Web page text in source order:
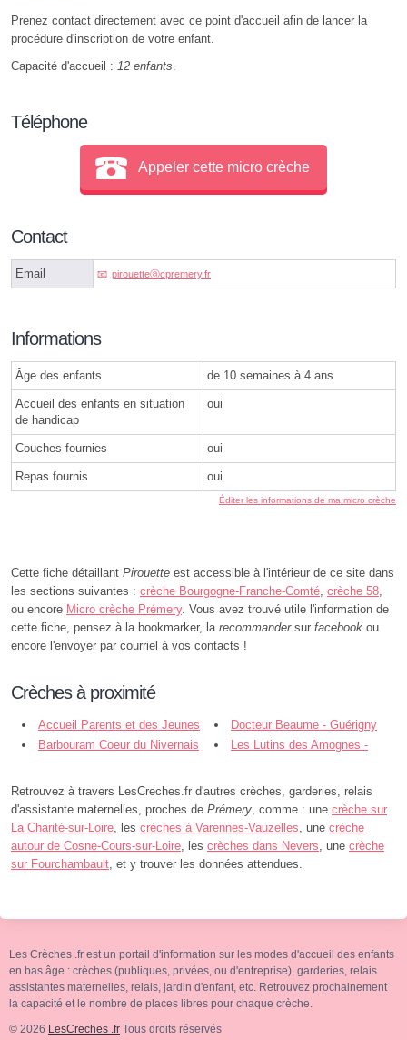
Prenez contact directement avec ce point d'accueil afin de lancer la
procédure d'inscription de votre enfant.
Capacité d'accueil : 12 enfants
Téléphone
Appeler cette micro crèche
Contact
Email pirouetteⓐcpremery.fr
Informations
Âge des enfants de 10 semaines à 4 ans
Accueil des enfants en situation
de handicap
oui
Couches fournies oui
Repas fournis oui
Éditer les informations de ma micro crèche
Cette fiche détaillant Pirouette est accessible à l'intérieur de ce site dans
les sections suivantes : crèche Bourgogne-Franche-Comté crèche 58
ou encore Micro crèche Prémery. Vous avez trouvé utile l'information de
cette fiche, pensez à la bookmarker, la recommandersur facebook ou
encore l'envoyer par courriel à vos contacts !
Crèches à proximité
Accueil Parents et des Jeunes
Enfants - Prémery
Docteur Beaume - Guérigny
Barbouram Coeur du Nivernais
Les Lutins des Amognes -
Retrouvez à travers LesCreches.fr d'autres crèches, garderies, relais
d'assistante maternelles, proches de Prémery , comme : une crèche sur
La Charité-sur-Loire , les crèches à Varennes-Vauzelles , une crèche
autour de Cosne-Cours-sur-Loire , les crèches dans Nevers , une crèche
sur Fourchambault , et y trouver les données attendues.
Les Crèches .fr est un portail d'information sur les modes d'accueil des enfants
en bas âge : crèches (publiques, privées, ou d'entreprise), garderies, relais
assistantes maternelles, relais, jardin d'enfant, etc. Retrouvez prochainement
la capacité et le nombre de places libres pour chaque crèche.
© 2026 LesCreches .fr Tous droits réservés